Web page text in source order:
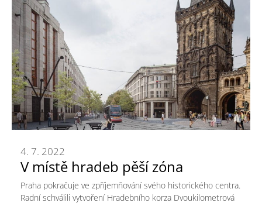
V místě hradeb pěší zóna
4. 7. 2022
Praha pokračuje ve zpříjemňování svého historického centra.
Radní schválili vytvoření Hradebního korza Dvoukilometrová